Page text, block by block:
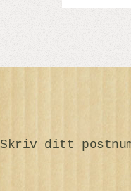
Skriv ditt